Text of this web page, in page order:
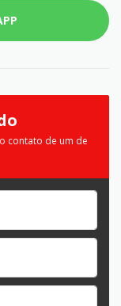
contato de um de